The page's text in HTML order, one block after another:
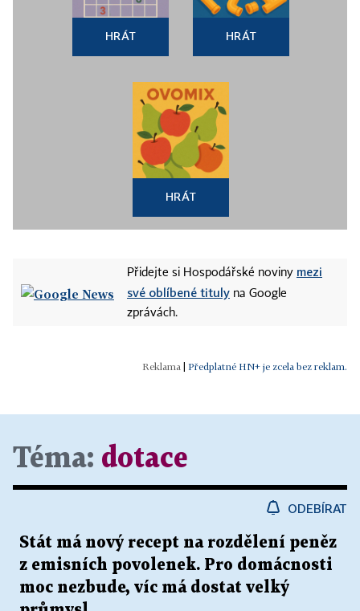
HRÁT HRÁT
HRÁT
Přidejte si Hospodářské noviny mezi
své oblíbené tituly na Google
zprávách.
Předplatné HN+ je zcela bez reklam.
Téma: dotace
ODEBÍRAT
Stát má nový recept na rozdělení peněz
z emisních povolenek. Pro domácnosti
moc nezbude, víc má dostat velký